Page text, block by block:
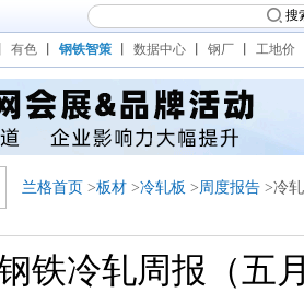
搜
有色 钢铁智策 数据中心 钢厂 工地价
兰格首页 >板材 >冷轧板 >周度报告 >冷
铁冷轧周报（五